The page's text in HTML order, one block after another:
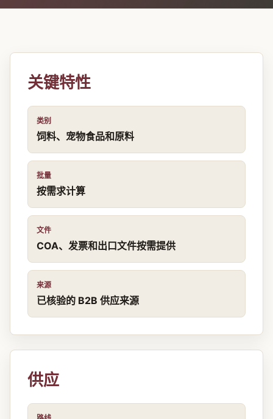
关键特性
类别
饲料、宠物食品和原料
批量
按需求计算
文件
COA、发票和出口文件按需提供
来源
已核验的 B2B 供应来源
供应